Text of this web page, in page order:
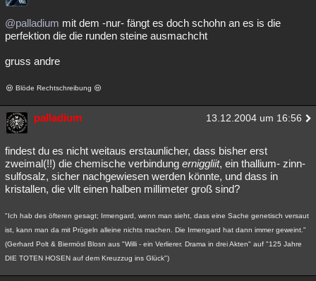
@palladium mit dem -nur- fängt es doch schohn an es is die
perfektion die die runden steine ausmachcht
gruss andre
Blöde Rechtschreibung
palladium 13.12.2004 um 16:56
findest du es nicht weitaus erstaunlicher, dass bisher erst
zweimal(!!) die chemische verbindung erniggliit, ein thallium- zinn-
sulfosalz, sicher nachgewiesen werden könnte, und dass in
kristallen, die vllt einen halben millimeter groß sind?
"Ich hab des öfteren gesagt; Irmengard, wenn man sieht, dass eine Sache genetisch versaut
ist, kann man da mit Prügeln alleine nichts machen. Die Irmengard hat dann immer geweint."
(Gerhard Polt & Biermösl Blosn aus "Willi - ein Verlierer. Drama in drei Akten" auf "125 Jahre
DIE TOTEN HOSEN auf dem Kreuzzug ins Glück")